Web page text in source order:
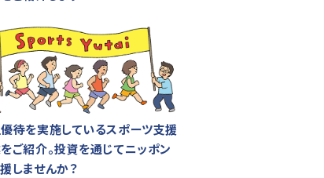
待を実施しているスポーツ支援
ご紹介。投資を通じてニッポン
しませんか？